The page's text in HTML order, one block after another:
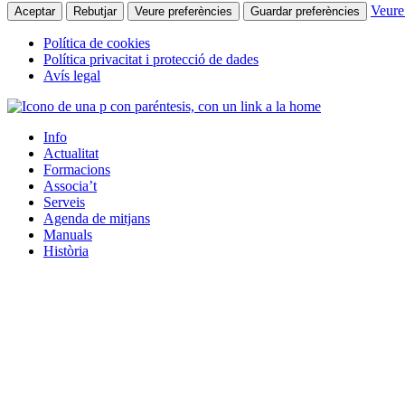
Aceptar Rebutjar Veure preferències Guardar preferències
Política de cookies
Política privacitat i protecció de dades
Avís legal
Info
Actualitat
Formacions
Associa’t
Serveis
Agenda de mitjans
Manuals
Història